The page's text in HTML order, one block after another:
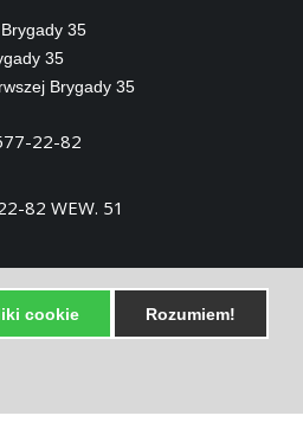
cookie Rozumiem!
35
35
Brygady 35
22-82
82 WEW. 51